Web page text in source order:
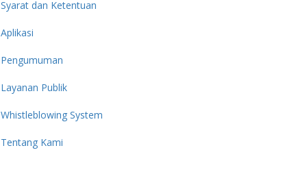
Syarat dan Ketentuan
Aplikasi
Pengumuman
Layanan Publik
Whistleblowing System
Tentang Kami